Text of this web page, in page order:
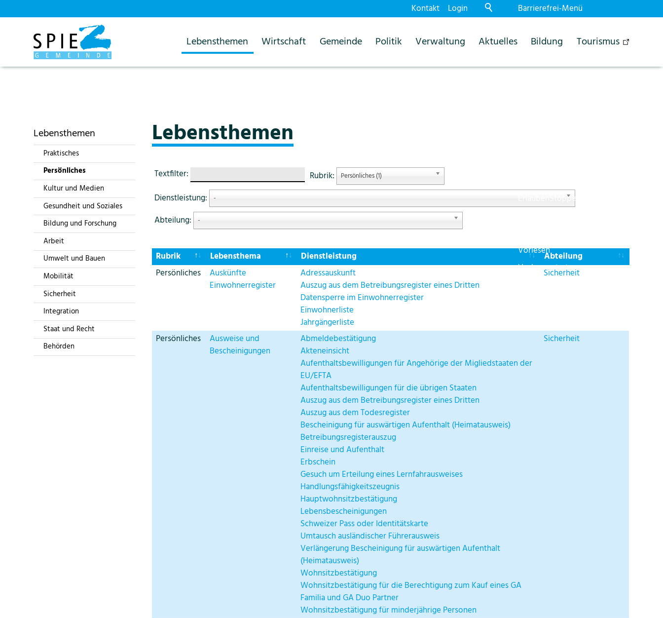
Barrierefrei-Menü
Schrift
Stoppen
Vorlesen
Vorlesen starten
Login
Kontakt
Lebensthemen Wirtschaft Gemeinde Politik Verwaltung Aktuelles Bildung Tourismus
Startseite Lebensthemen
Lebensthemen
Praktisches
Persönliches
Kultur und Medien
Gesundheit und Soziales
Bildung und Forschung
Arbeit
Umwelt und Bauen
Mobilität
Sicherheit
Integration
Staat und Recht
Behörden
Lebensthemen
Textfilter: Rubrik: Persönliches (1)
Dienstleistung: -
Abteilung: -
Rubrik Lebensthema Dienstleistung
Abteilung
Persönliches
Auskünfte
Einwohnerregister
Adressauskunft
Auszug aus dem Betreibungsregister eines Dritten
Datensperre im Einwohnerregister
Einwohnerliste
Jahrgängerliste
Sicherheit
Persönliches
Ausweise und
Bescheinigungen
Abmeldebestätigung
Akteneinsicht
Aufenthaltsbewilligungen für Angehörige der Migliedstaaten der
EU/EFTA
Aufenthaltsbewilligungen für die übrigen Staaten
Auszug aus dem Betreibungsregister eines Dritten
Auszug aus dem Todesregister
Bescheinigung für auswärtigen Aufenthalt (Heimatausweis)
Betreibungsregisterauszug
Einreise und Aufenthalt
Erbschein
Gesuch um Erteilung eines Lernfahrausweises
Handlungsfähigkeitszeugnis
Hauptwohnsitzbestätigung
Lebensbescheinigungen
Schweizer Pass oder Identitätskarte
Umtausch ausländischer Führerausweis
Verlängerung Bescheinigung für auswärtigen Aufenthalt
(Heimatausweis)
Wohnsitzbestätigung
Wohnsitzbestätigung für die Berechtigung zum Kauf eines GA
Familia und GA Duo Partner
Wohnsitzbestätigung für minderjährige Personen
Sicherheit